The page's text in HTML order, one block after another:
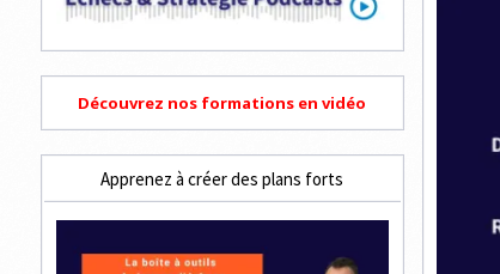
Découvrez nos formations en vidéo
Apprenez à créer des plans forts